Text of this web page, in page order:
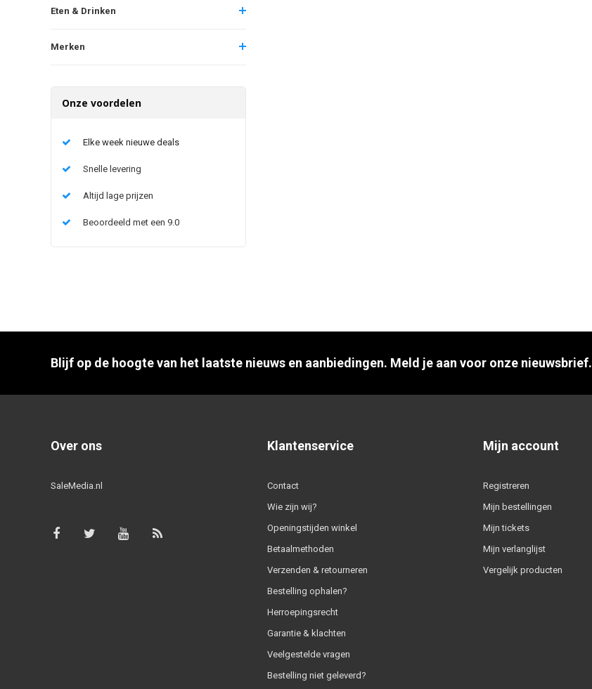
Eten & Drinken
Merken
Onze voordelen
Elke week nieuwe deals
Snelle levering
Altijd lage prijzen
Beoordeeld met een 9.0
Blijf op de hoogte van het laatste nieuws en aanbiedingen. Meld je aan voor onze nieuwsbrief.
Over ons
SaleMedia.nl
Klantenservice
Contact
Wie zijn wij?
Openingstijden winkel
Betaalmethoden
Verzenden & retourneren
Bestelling ophalen?
Herroepingsrecht
Garantie & klachten
Veelgestelde vragen
Bestelling niet geleverd?
Mijn account
Registreren
Mijn bestellingen
Mijn tickets
Mijn verlanglijst
Vergelijk producten